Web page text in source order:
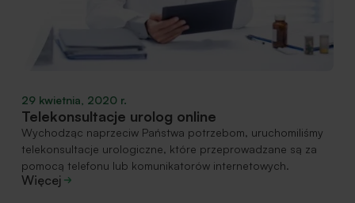
29 kwietnia, 2020 r.
Telekonsultacje urolog online
Wychodząc naprzeciw Państwa potrzebom, uruchomiliśmy
telekonsultacje urologiczne, które przeprowadzane są za
pomocą telefonu lub komunikatorów internetowych.
Więcej